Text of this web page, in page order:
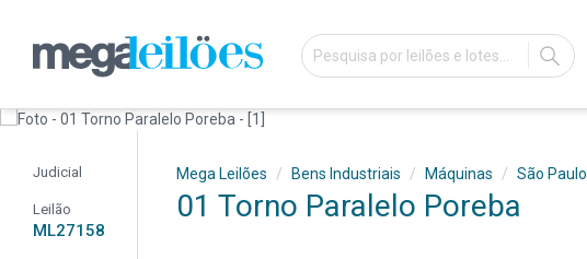
IR
Judicial
Leilão
ML27158
Mega Leilões Bens Industriais Máquinas São Paulo
01 Torno Paralelo Poreba